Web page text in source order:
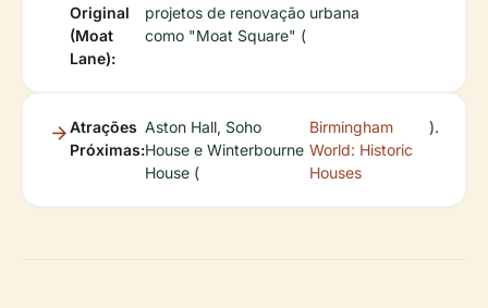
Original
(Moat
Lane):
projetos de renovação urbana
como "Moat Square" (
Atrações
Próximas:
Aston Hall, Soho
House e Winterbourne
House (
Birmingham
World: Historic
Houses
).